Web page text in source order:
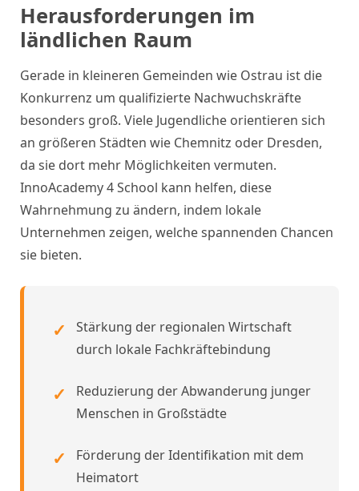
Herausforderungen im
ländlichen Raum
Gerade in kleineren Gemeinden wie Ostrau ist die
Konkurrenz um qualifizierte Nachwuchskräfte
besonders groß. Viele Jugendliche orientieren sich
an größeren Städten wie Chemnitz oder Dresden,
da sie dort mehr Möglichkeiten vermuten.
InnoAcademy 4 School kann helfen, diese
Wahrnehmung zu ändern, indem lokale
Unternehmen zeigen, welche spannenden Chancen
sie bieten.
Stärkung der regionalen Wirtschaft
durch lokale Fachkräftebindung
Reduzierung der Abwanderung junger
Menschen in Großstädte
Förderung der Identifikation mit dem
Heimatort